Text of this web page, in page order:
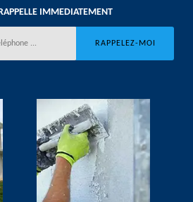
IMMEDIATEMENT